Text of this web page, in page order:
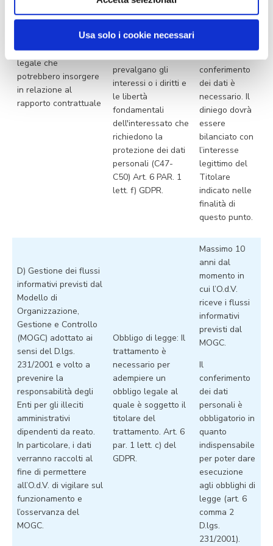
Usa solo i cookie necessari
questioni di natura
legale che
potrebbero insorgere
in relazione al
rapporto contrattuale
legittimo interesse
del titolare del
trattamento o di
prevalgano gli
interessi o i diritti e
le libertà
fondamentali
dell'interessato che
richiedono la
protezione dei dati
personali (C47-
C50) Art. 6 PAR. 1
lett. f) GDPR.
per la difesa
conferimento
dei dati è
necessario. Il
diniego dovrà
essere
bilanciato con
l’interesse
legittimo del
Titolare
indicato nelle
finalità di
questo punto.
D) Gestione dei flussi
informativi previsti dal
Modello di
Organizzazione,
Gestione e Controllo
(MOGC) adottato ai
sensi del D.lgs.
231/2001 e volto a
prevenire la
responsabilità degli
Enti per gli illeciti
amministrativi
dipendenti da reato.
In particolare, i dati
verranno raccolti al
fine di permettere
all’O.d.V. di vigilare sul
funzionamento e
l’osservanza del
MOGC.
Obbligo di legge: Il
trattamento è
necessario per
adempiere un
obbligo legale al
quale è soggetto il
titolare del
trattamento. Art. 6
par. 1 lett. c) del
GDPR.
Massimo 10
anni dal
momento in
cui l’O.d.V.
riceve i flussi
informativi
previsti dal
MOGC.
Il
conferimento
dei dati
personali è
obbligatorio in
quanto
indispensabile
per poter dare
esecuzione
agli obblighi di
legge (art. 6
comma 2
D.lgs.
231/2001).